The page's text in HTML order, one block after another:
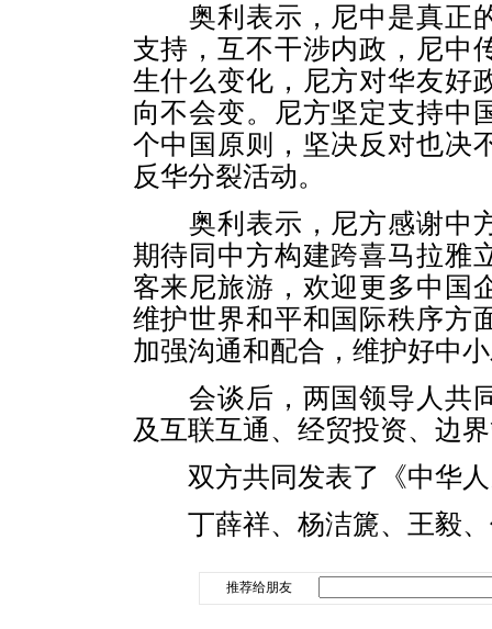
奥利表示，尼中是真正的
支持，互不干涉内政，尼中
生什么变化，尼方对华友好
向不会变。尼方坚定支持中
个中国原则，坚决反对也决
反华分裂活动。
奥利表示，尼方感谢中方
期待同中方构建跨喜马拉雅
客来尼旅游，欢迎更多中国
维护世界和平和国际秩序方
加强沟通和配合，维护好中
会谈后，两国领导人共同
及互联互通、经贸投资、边
双方共同发表了《中华人
丁薛祥、杨洁篪、王毅、
推荐给朋友